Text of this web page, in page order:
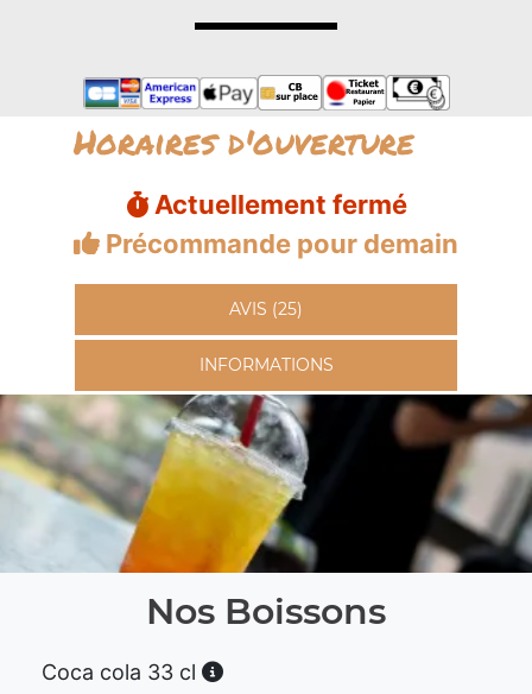
Horaires d'ouverture
Actuellement fermé
Précommande pour demain
AVIS (25)
INFORMATIONS
Nos Boissons
Coca cola 33 cl